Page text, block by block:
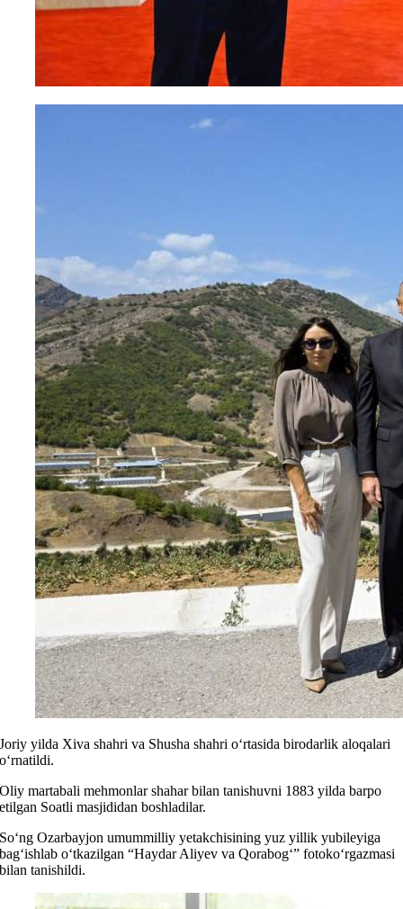
Joriy yilda Xiva shahri va Shusha shahri o‘rtasida birodarlik aloqalari
o‘rnatildi.
Oliy martabali mehmonlar shahar bilan tanishuvni 1883 yilda barpo
etilgan Soatli masjididan boshladilar.
So‘ng Ozarbayjon umummilliy yetakchisining yuz yillik yubileyiga
bag‘ishlab o‘tkazilgan “Haydar Aliyev va Qorabog‘” fotoko‘rgazmasi
bilan tanishildi.